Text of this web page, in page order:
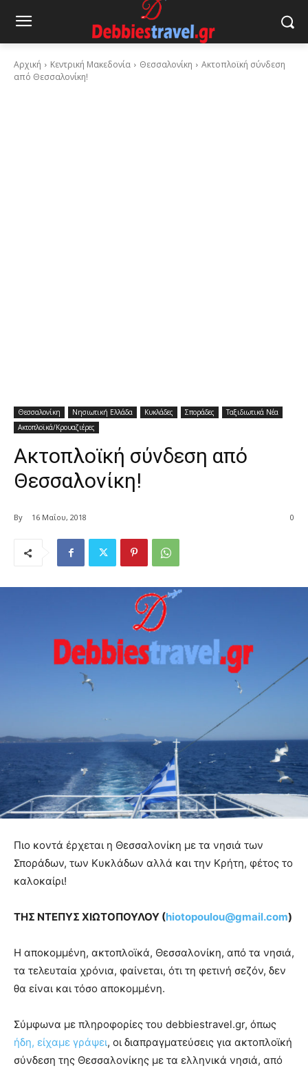
Αρχική Κεντρική Μακεδονία Θεσσαλονίκη
Ακτοπλοϊκή σύνδεση
από Θεσσαλονίκη!
Θεσσαλονίκη Νησιωτική Ελλάδα Κυκλάδες Σποράδες
Ταξιδιωτικά Νέα
Ακτοπλοϊκά/Κρουαζιέρες
Ακτοπλοϊκή σύνδεση από
Θεσσαλονίκη!
By 16 Μαΐου, 2018 0
Πιο κοντά έρχεται η Θεσσαλονίκη με τα νησιά των
Σποράδων, των Κυκλάδων αλλά και την Κρήτη, φέτος το
καλοκαίρι!
ΤΗΣ ΝΤΕΠΥΣ ΧΙΩΤΟΠΟΥΛΟΥ (hiotopoulou@gmail.com)
Η αποκομμένη, ακτοπλοϊκά, Θεσσαλονίκη, από τα νησιά,
τα τελευταία χρόνια, φαίνεται, ότι τη φετινή σεζόν, δεν
θα είναι και τόσο αποκομμένη.
Σύμφωνα με πληροφορίες του debbiestravel.gr, όπως
ήδη, είχαμε γράψει, οι διαπραγματεύσεις για ακτοπλοϊκή
σύνδεση της Θεσσαλονίκης με τα ελληνικά νησιά, από